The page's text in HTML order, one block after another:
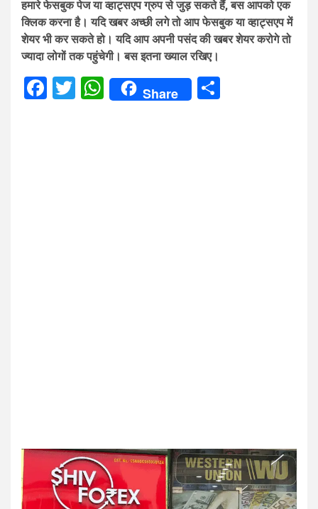
हमारे फेसबुक पेज या व्हाट्सएप ग्रुप से जुड़ सकते हैं, बस आपको एक
क्लिक करना है। यदि खबर अच्छी लगे तो आप फेसबुक या व्हाट्सएप में
शेयर भी कर सकते हो। यदि आप अपनी पसंद की खबर शेयर करोगे तो
ज्यादा लोगों तक पहुंचेगी। बस इतना ख्याल रखिए।
Facebook
Twitter
WhatsApp
Share